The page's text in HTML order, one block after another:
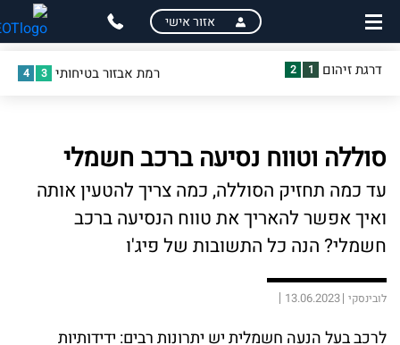
skip
content
skip
menu
אזור אישי
דרגת זיהום 1
2 רמת אבזור בטיחותי 3
4
סוללה וטווח נסיעה ברכב חשמלי
עד כמה תחזיק הסוללה, כמה צריך להטעין אותה
ואיך אפשר להאריך את טווח הנסיעה ברכב
חשמלי? הנה כל התשובות של פיג'ו
לובינסקי 13.06.2023
לרכב בעל הנעה חשמלית יש יתרונות רבים: ידידותיות